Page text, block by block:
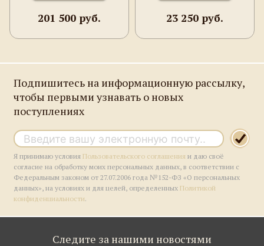
201 500 руб. 23 250 руб.
Подпишитесь на информационную рассылку,
чтобы первыми узнавать о новых
поступлениях
Я принимаю условияПользовательского соглашения и даю своё
согласие на обработку моих персональных данных, в соответствии с
Федеральным законом от 27.07.2006 года №152-ФЗ «О персональных
данных», на условиях и для целей, определенныхПолитикой
конфиденциальности.
Следите за нашими новостями